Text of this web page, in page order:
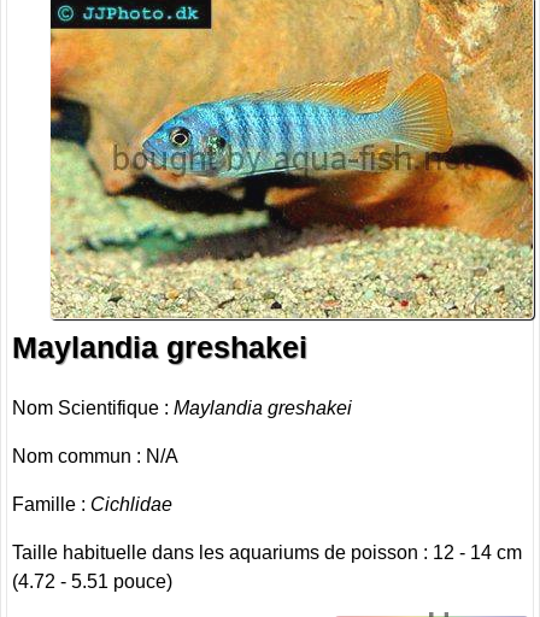
Maylandia greshakei
Nom Scientifique :Maylandia greshakei
Nom commun : N/A
Famille : Cichlidae
Taille habituelle dans les aquariums de poisson : 12 - 14 cm
(4.72 - 5.51 pouce)